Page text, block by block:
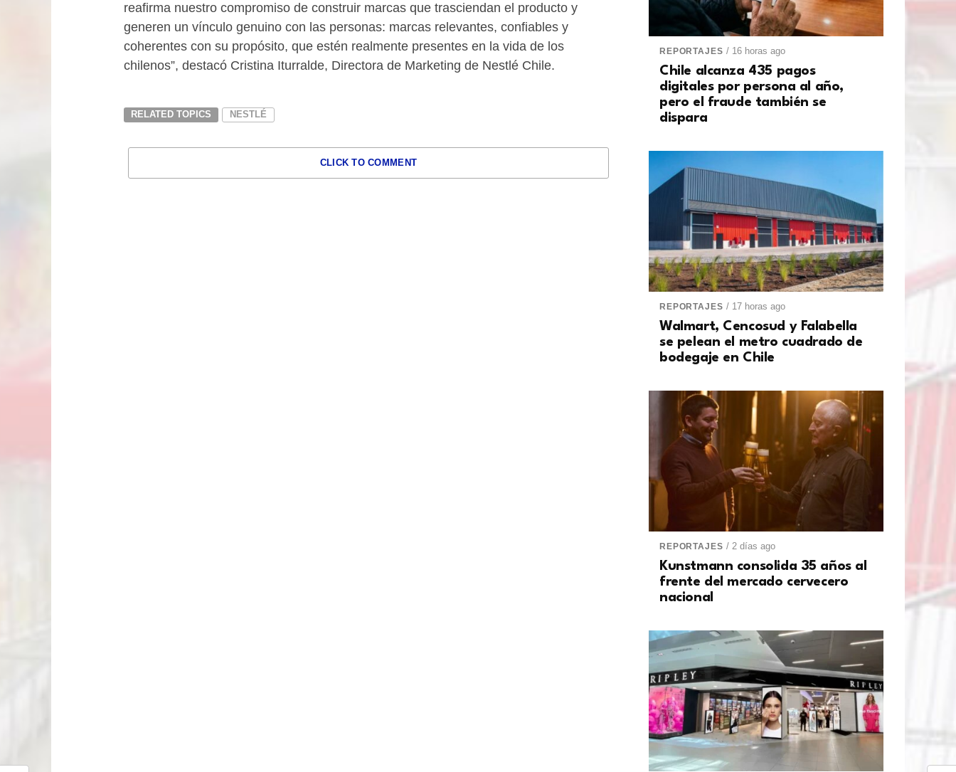
reafirma nuestro compromiso de construir marcas que trasciendan el producto y
generen un vínculo genuino con las personas: marcas relevantes, confiables y
coherentes con su propósito, que estén realmente presentes en la vida de los
chilenos”, destacó Cristina Iturralde, Directora de Marketing de Nestlé Chile.
RELATED TOPICS NESTLÉ
CLICK TO COMMENT
REPORTAJES / 16 horas ago
Chile alcanza 435 pagos
digitales por persona al año,
pero el fraude también se
dispara
REPORTAJES / 17 horas ago
Walmart, Cencosud y Falabella
se pelean el metro cuadrado de
bodegaje en Chile
REPORTAJES / 2 días ago
Kunstmann consolida 35 años al
frente del mercado cervecero
nacional